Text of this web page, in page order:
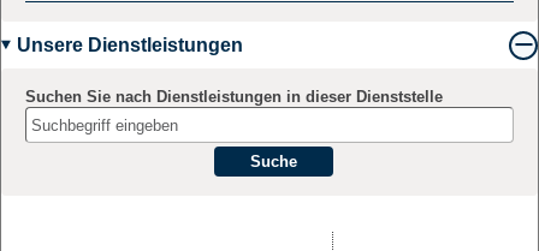
Unsere Dienstleistungen
Suchen Sie nach Dienstleistungen in dieser Dienststelle
Suche